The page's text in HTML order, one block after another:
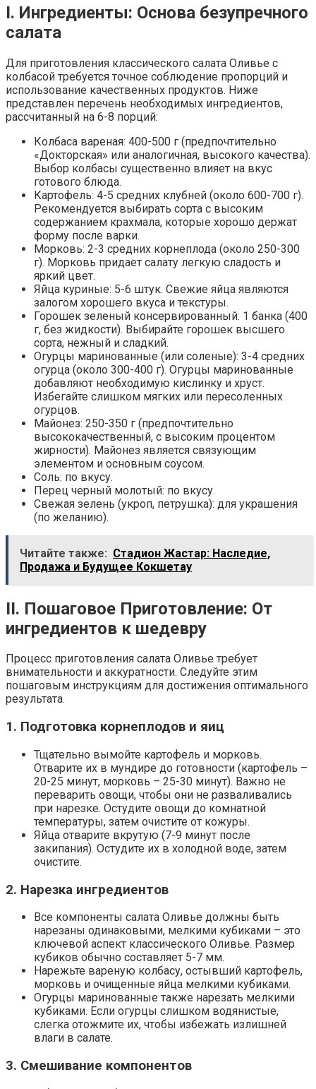
I. Ингредиенты: Основа безупречного
салата
Для приготовления классического салата Оливье с
колбасой требуется точное соблюдение пропорций и
использование качественных продуктов. Ниже
представлен перечень необходимых ингредиентов,
рассчитанный на 6-8 порций:
Колбаса вареная: 400-500 г (предпочтительно
«Докторская» или аналогичная, высокого качества).
Выбор колбасы существенно влияет на вкус
готового блюда.
Картофель: 4-5 средних клубней (около 600-700 г).
Рекомендуется выбирать сорта с высоким
содержанием крахмала, которые хорошо держат
форму после варки.
Морковь: 2-3 средних корнеплода (около 250-300
г). Морковь придает салату легкую сладость и
яркий цвет.
Яйца куриные: 5-6 штук. Свежие яйца являются
залогом хорошего вкуса и текстуры.
Горошек зеленый консервированный: 1 банка (400
г, без жидкости). Выбирайте горошек высшего
сорта, нежный и сладкий.
Огурцы маринованные (или соленые): 3-4 средних
огурца (около 300-400 г). Огурцы маринованные
добавляют необходимую кислинку и хруст.
Избегайте слишком мягких или пересоленных
огурцов.
Майонез: 250-350 г (предпочтительно
высококачественный, с высоким процентом
жирности). Майонез является связующим
элементом и основным соусом.
Соль: по вкусу.
Перец черный молотый: по вкусу.
Свежая зелень (укроп, петрушка): для украшения
(по желанию).
Читайте также: Стадион Жастар: Наследие,
Продажа и Будущее Кокшетау
II. Пошаговое Приготовление: От
ингредиентов к шедевру
Процесс приготовления салата Оливье требует
внимательности и аккуратности. Следуйте этим
пошаговым инструкциям для достижения оптимального
результата.
1. Подготовка корнеплодов и яиц
Тщательно вымойте картофель и морковь.
Отварите их в мундире до готовности (картофель –
20-25 минут, морковь – 25-30 минут). Важно не
переварить овощи, чтобы они не разваливались
при нарезке. Остудите овощи до комнатной
температуры, затем очистите от кожуры.
Яйца отварите вкрутую (7-9 минут после
закипания). Остудите их в холодной воде, затем
очистите.
2. Нарезка ингредиентов
Все компоненты салата Оливье должны быть
нарезаны одинаковыми, мелкими кубиками – это
ключевой аспект классического Оливье. Размер
кубиков обычно составляет 5-7 мм.
Нарежьте вареную колбасу, остывший картофель,
морковь и очищенные яйца мелкими кубиками.
Огурцы маринованные также нарезать мелкими
кубиками. Если огурцы слишком водянистые,
слегка отожмите их, чтобы избежать излишней
влаги в салате.
3. Смешивание компонентов